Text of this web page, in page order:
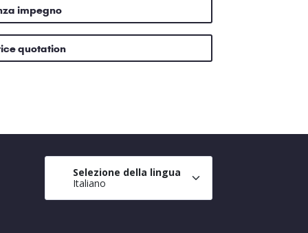
impegno
quotation
Selezione della lingua
Italiano